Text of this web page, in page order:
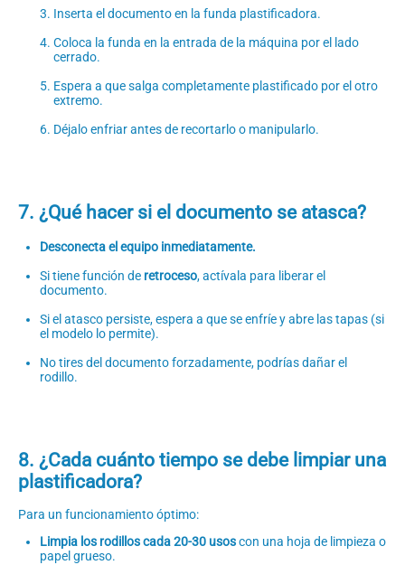
Inserta el documento en la funda plastificadora.
Coloca la funda en la entrada de la máquina por el lado
cerrado.
Espera a que salga completamente plastificado por el otro
extremo.
Déjalo enfriar antes de recortarlo o manipularlo.
7. ¿Qué hacer si el documento se atasca?
Desconecta el equipo inmediatamente.
Si tiene función de retroceso, actívala para liberar el
documento.
Si el atasco persiste, espera a que se enfríe y abre las tapas (si
el modelo lo permite).
No tires del documento forzadamente, podrías dañar el
rodillo.
8. ¿Cada cuánto tiempo se debe limpiar una
plastificadora?
Para un funcionamiento óptimo:
Limpia los rodillos cada 20-30 usoscon una hoja de limpieza o
papel grueso.